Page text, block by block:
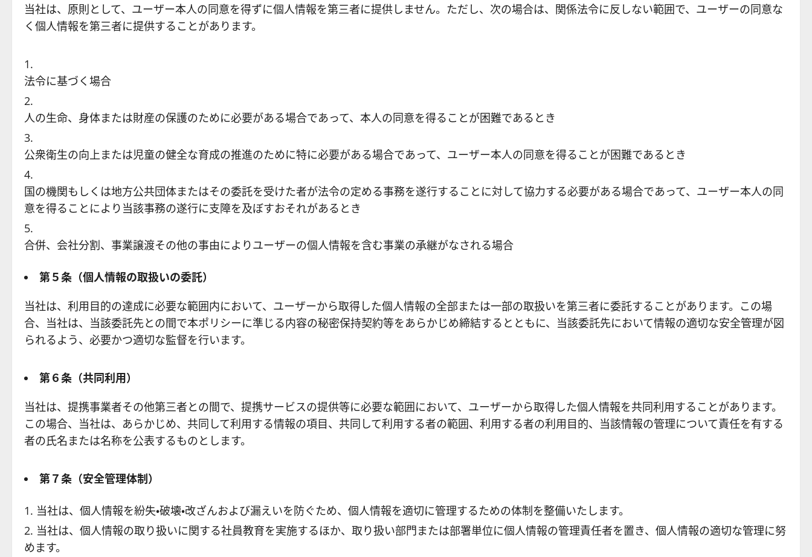
当社は、原則として、ユーザー本人の同意を得ずに個人情報を第三者に提供しません。ただし、次の場合は、関係法令に反しない範囲で、ユーザーの同意な
く個人情報を第三者に提供することがあります。
法令に基づく場合
人の生命、身体または財産の保護のために必要がある場合であって、本人の同意を得ることが困難であるとき
公衆衛生の向上または児童の健全な育成の推進のために特に必要がある場合であって、ユーザー本人の同意を得ることが困難であるとき
国の機関もしくは地方公共団体またはその委託を受けた者が法令の定める事務を遂行することに対して協力する必要がある場合であって、ユーザー本人の同
意を得ることにより当該事務の遂行に支障を及ぼすおそれがあるとき
合併、会社分割、事業譲渡その他の事由によりユーザーの個人情報を含む事業の承継がなされる場合
第５条（個人情報の取扱いの委託）
当社は、利用目的の達成に必要な範囲内において、ユーザーから取得した個人情報の全部または一部の取扱いを第三者に委託することがあります。この場
合、当社は、当該委託先との間で本ポリシーに準じる内容の秘密保持契約等をあらかじめ締結するとともに、当該委託先において情報の適切な安全管理が図
られるよう、必要かつ適切な監督を行います。
第６条（共同利用）
当社は、提携事業者その他第三者との間で、提携サービスの提供等に必要な範囲において、ユーザーから取得した個人情報を共同利用することがあります。
この場合、当社は、あらかじめ、共同して利用する情報の項目、共同して利用する者の範囲、利用する者の利用目的、当該情報の管理について責任を有する
者の氏名または名称を公表するものとします。
第７条 （安全管理体制）
当社は、個人情報を紛失・破壊・改ざんおよび漏えいを防ぐため、個人情報を適切に管理するための体制を整備いたします。
当社は、個人情報の取り扱いに関する社員教育を実施するほか、取り扱い部門または部署単位に個人情報の管理責任者を置き、個人情報の適切な管理に努
めます。